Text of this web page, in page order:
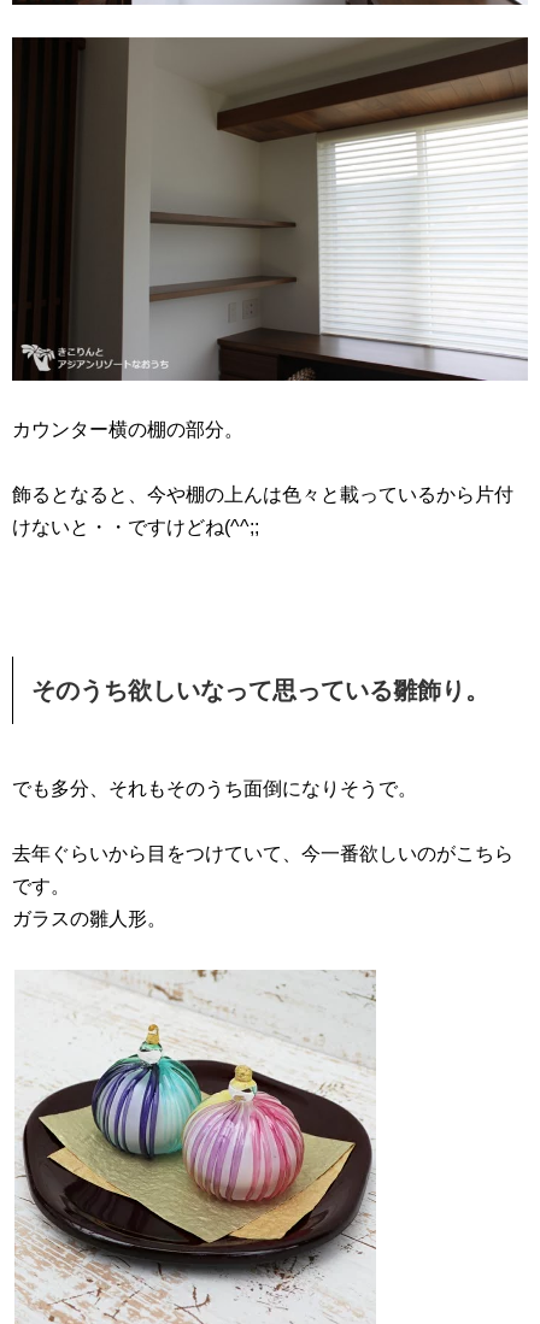
カウンター横の棚の部分。
飾るとなると、今や棚の上んは色々と載っているから片付
けないと・・ですけどね(^^;;
そのうち欲しいなって思っている雛飾り。
でも多分、それもそのうち面倒になりそうで。
去年ぐらいから目をつけていて、今一番欲しいのがこちら
です。
ガラスの雛人形。